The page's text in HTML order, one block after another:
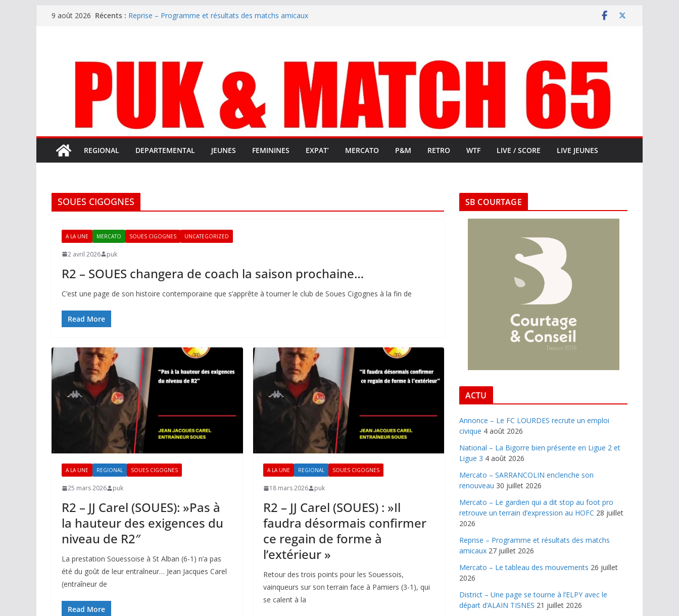
Passer9 août 2026 Récents : Mercato – Le gardien qui a dit stop au foot pro retrouve un
Mercato – SARRANCOLIN enclenche son renouveau
REGIONAL DEPARTEMENTAL JEUNES FEMININES EXPAT’ MERCATO P&M RETRO WTF LIVE / SCORE LIVE JEUNES
SOUES CIGOGNES
A LA UNE MERCATO SOUES CIGOGNES UNCATEGORIZED
2 avril 2026 puk
R2 – SOUES changera de coach la saison prochaine…
C’est une page de son histoire contemporaine que s’apprête à tourner le club de Soues Cigognes à la fin de
Read More
A LA UNE REGIONAL SOUES CIGOGNES
25 mars 2026 puk
R2 – JJ Carel (SOUES): »Pas à
la hauteur des exigences du
niveau de R2″
La prestation Souessoise à St Alban (6-1) n’a pas
été du goût de leur entraîneur… Jean Jacques Carel
(entraîneur de
Read More
A LA UNE REGIONAL SOUES CIGOGNES
18 mars 2026 puk
R2 – JJ Carel (SOUES) : »Il
faudra désormais confirmer
ce regain de forme à
l’extérieur »
Retour des trois points pour les Souessois,
vainqueurs sur son terrain face à Pamiers (3-1), qui
se calent à la
SB COURTAGE
ACTU
Annonce – Le FC LOURDES recrute un emploi
civique 4 août 2026
National – La Bigorre bien présente en Ligue 2 et
Ligue 3 4 août 2026
Mercato – SARRANCOLIN enclenche son
renouveau 30 juillet 2026
Mercato – Le gardien qui a dit stop au foot pro
retrouve un terrain d’expression au HOFC 28 juillet
2026
Reprise – Programme et résultats des matchs
amicaux 27 juillet 2026
Mercato – Le tableau des mouvements 26 juillet
2026
District – Une page se tourne à l’ELPY avec le
départ d’ALAIN TISNES 21 juillet 2026